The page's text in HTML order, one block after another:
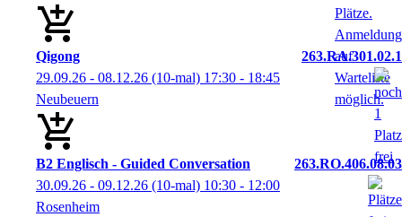
Qigong
263.RA.301.02.1
29.09.26 - 08.12.26 (10-mal) 17:30 - 18:45
Neubeuern
B2 Englisch - Guided Conversation
263.RO.406.08.03
30.09.26 - 09.12.26 (10-mal) 10:30 - 12:00
Rosenheim